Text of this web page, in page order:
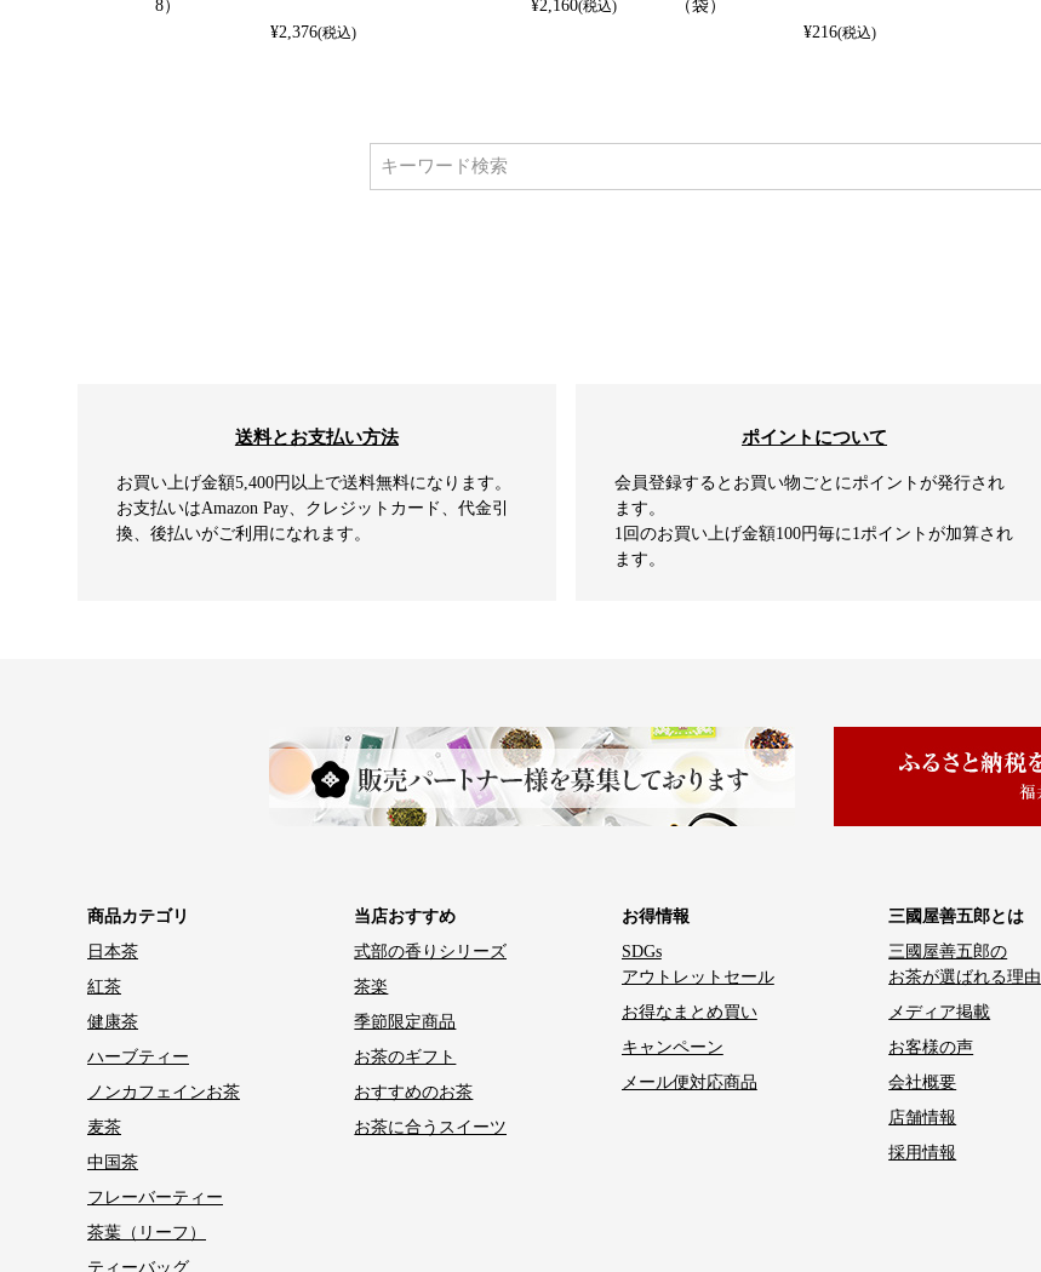
8）
¥2,376(税込)
¥2,160(税込)
（袋）
¥216(税込)
送料とお支払い方法
お買い上げ金額5,400円以上で送料無料になります。
お支払いはAmazon Pay、クレジットカード、代金引
換、後払いがご利用になれます。
ポイントについて
会員登録するとお買い物ごとにポイントが発行され
ます。
1回のお買い上げ金額100円毎に1ポイントが加算され
ます。
商品カテゴリ
日本茶
紅茶
健康茶
ハーブティー
ノンカフェインお茶
麦茶
中国茶
フレーバーティー
茶葉（リーフ）
ティーバッグ
当店おすすめ
式部の香りシリーズ
茶楽
季節限定商品
お茶のギフト
おすすめのお茶
お茶に合うスイーツ
お得情報
SDGs
アウトレットセール
お得なまとめ買い
キャンペーン
メール便対応商品
三國屋善五郎とは
三國屋善五郎の
お茶が選ばれる理由
メディア掲載
お客様の声
会社概要
店舗情報
採用情報